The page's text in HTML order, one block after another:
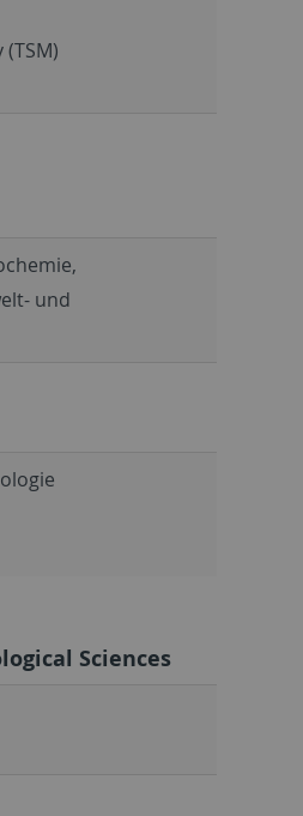
und
Sciences